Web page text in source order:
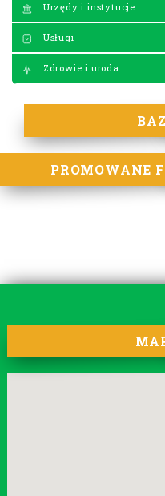
Urzędy i instytucje
Usługi
Zdrowie i uroda
PROMOWANE